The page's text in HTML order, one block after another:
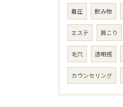
着圧 飲み物
エステ 肩こり
毛穴 透明感
カウンセリング